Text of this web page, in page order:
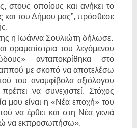
στους οποίους και ανήκει το
και του Δήμου μας”, πρόσθεσε
η Ιωάννα Σουλιώτη δήλωσε.
οραματίστρια του λεγόμενου
ανταποκρίθηκα στο
με σκοπό να αποτελέσω
του αναμφίβολα αξιόλογου
να συνεχιστεί. Στόχος
μου είναι η «Νέα εποχή» του
να έρθει και στη Νέα γενιά
να εκπροσωπήσω».